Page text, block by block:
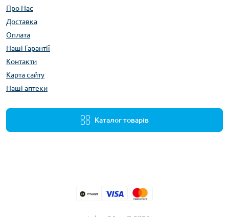
Про Нас
Доставка
Оплата
Наші Гарантії
Контакти
Карта сайту
Наші аптеки
Каталог товарів